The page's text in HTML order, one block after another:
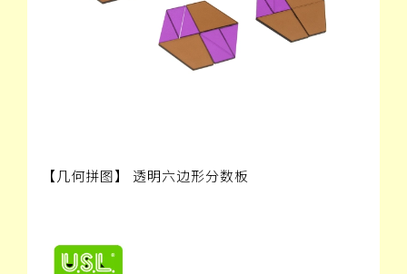
【几何拼图】 透明六边形分数板